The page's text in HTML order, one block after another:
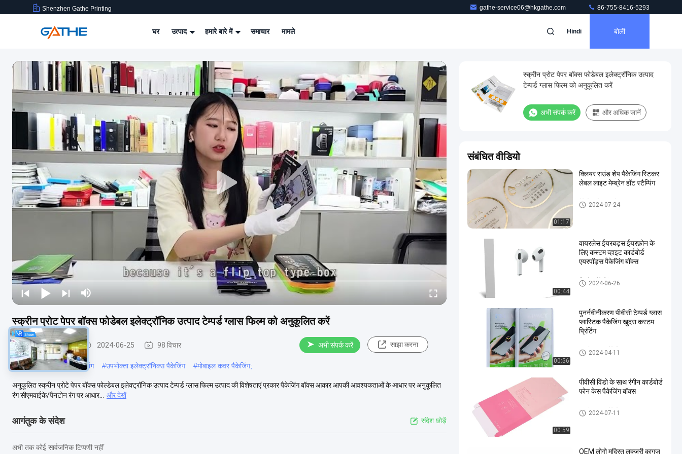
Shenzhen Gathe Printing gathe-service06@hkgathe.com 86-755-8416-5293
घर उत्पाद हमारे बारे में समाचार मामले Hindi बोली
स्क्रीन प्रोट पेपर बॉक्स फोडेबल इलेक्ट्रॉनिक उत्पाद टेम्पर्ड ग्लास फिल्म को अनुकूलित करें
स्क्रीन रक्षक पैकेजिंग 2024-06-25 98 विचार अभी संपर्क करें साझा करना
#कस्टम फोन के मामले में पैकेजिंग #उपभोक्ता इलेक्ट्रॉनिक्स पैकेजिंग #मोबाइल कवर पैकेजिंग;
अनुकूलित स्क्रीन प्रोटे पेपर बॉक्स फोल्डेबल इलेक्ट्रॉनिक उत्पाद टेम्पर्ड ग्लास फिल्म उत्पाद की विशेषताएं प्रकार पैकेजिंग बॉक्स आकार आपकी आवश्यकताओं के आधार पर अनुकूलित
रंग सीएमवाईके/पैनटोन रंग पर आधार...
और देखें
आगंतुक के संदेश संदेश छोड़ें
अभी तक कोई सार्वजनिक टिप्पणी नहीं
स्क्रीन प्रोट पेपर बॉक्स फोडेबल इलेक्ट्रॉनिक उत्पाद
टेम्पर्ड ग्लास फिल्म को अनुकूलित करें
अभी संपर्क करें और अधिक जानें
संबंधित वीडियो
01:17
क्लियर राउंड शेप पैकेजिंग स्टिकर
लेबल लाइट मेम्ब्रेन हॉट स्टैम्पिंग
पैकेजिंग स्टिकर लेबल
2024-07-24
00:44
वायरलेस ईयरबड्स ईयरफ़ोन के
लिए कस्टम व्हाइट कार्डबोर्ड
एयरपॉड्स पैकेजिंग बॉक्स
ईरफ़ोन पैकेजिंग बॉक्स
2024-06-26
00:56
पुनर्नवीनीकरण पीवीसी टेम्पर्ड ग्लास
प्लास्टिक पैकेजिंग खुदरा कस्टम
प्रिंटिंग
स्क्रीन रक्षक पैकेजिंग
2024-04-11
00:59
पीवीसी विंडो के साथ रंगीन कार्डबोर्ड
फोन केस पैकेजिंग बॉक्स
स्क्रीन रक्षक पैकेजिंग
2024-07-11
OEM लोगो मुद्रित लक्जरी कागज